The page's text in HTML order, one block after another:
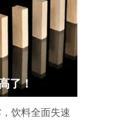
了！
饮料全面失速